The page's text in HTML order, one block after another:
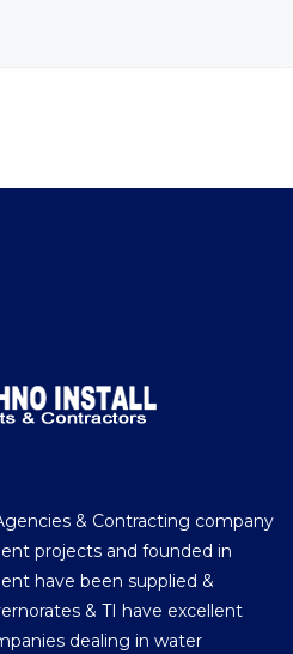
& Contracting company
projects and founded in
have been supplied &
& TI have excellent
dealing in water